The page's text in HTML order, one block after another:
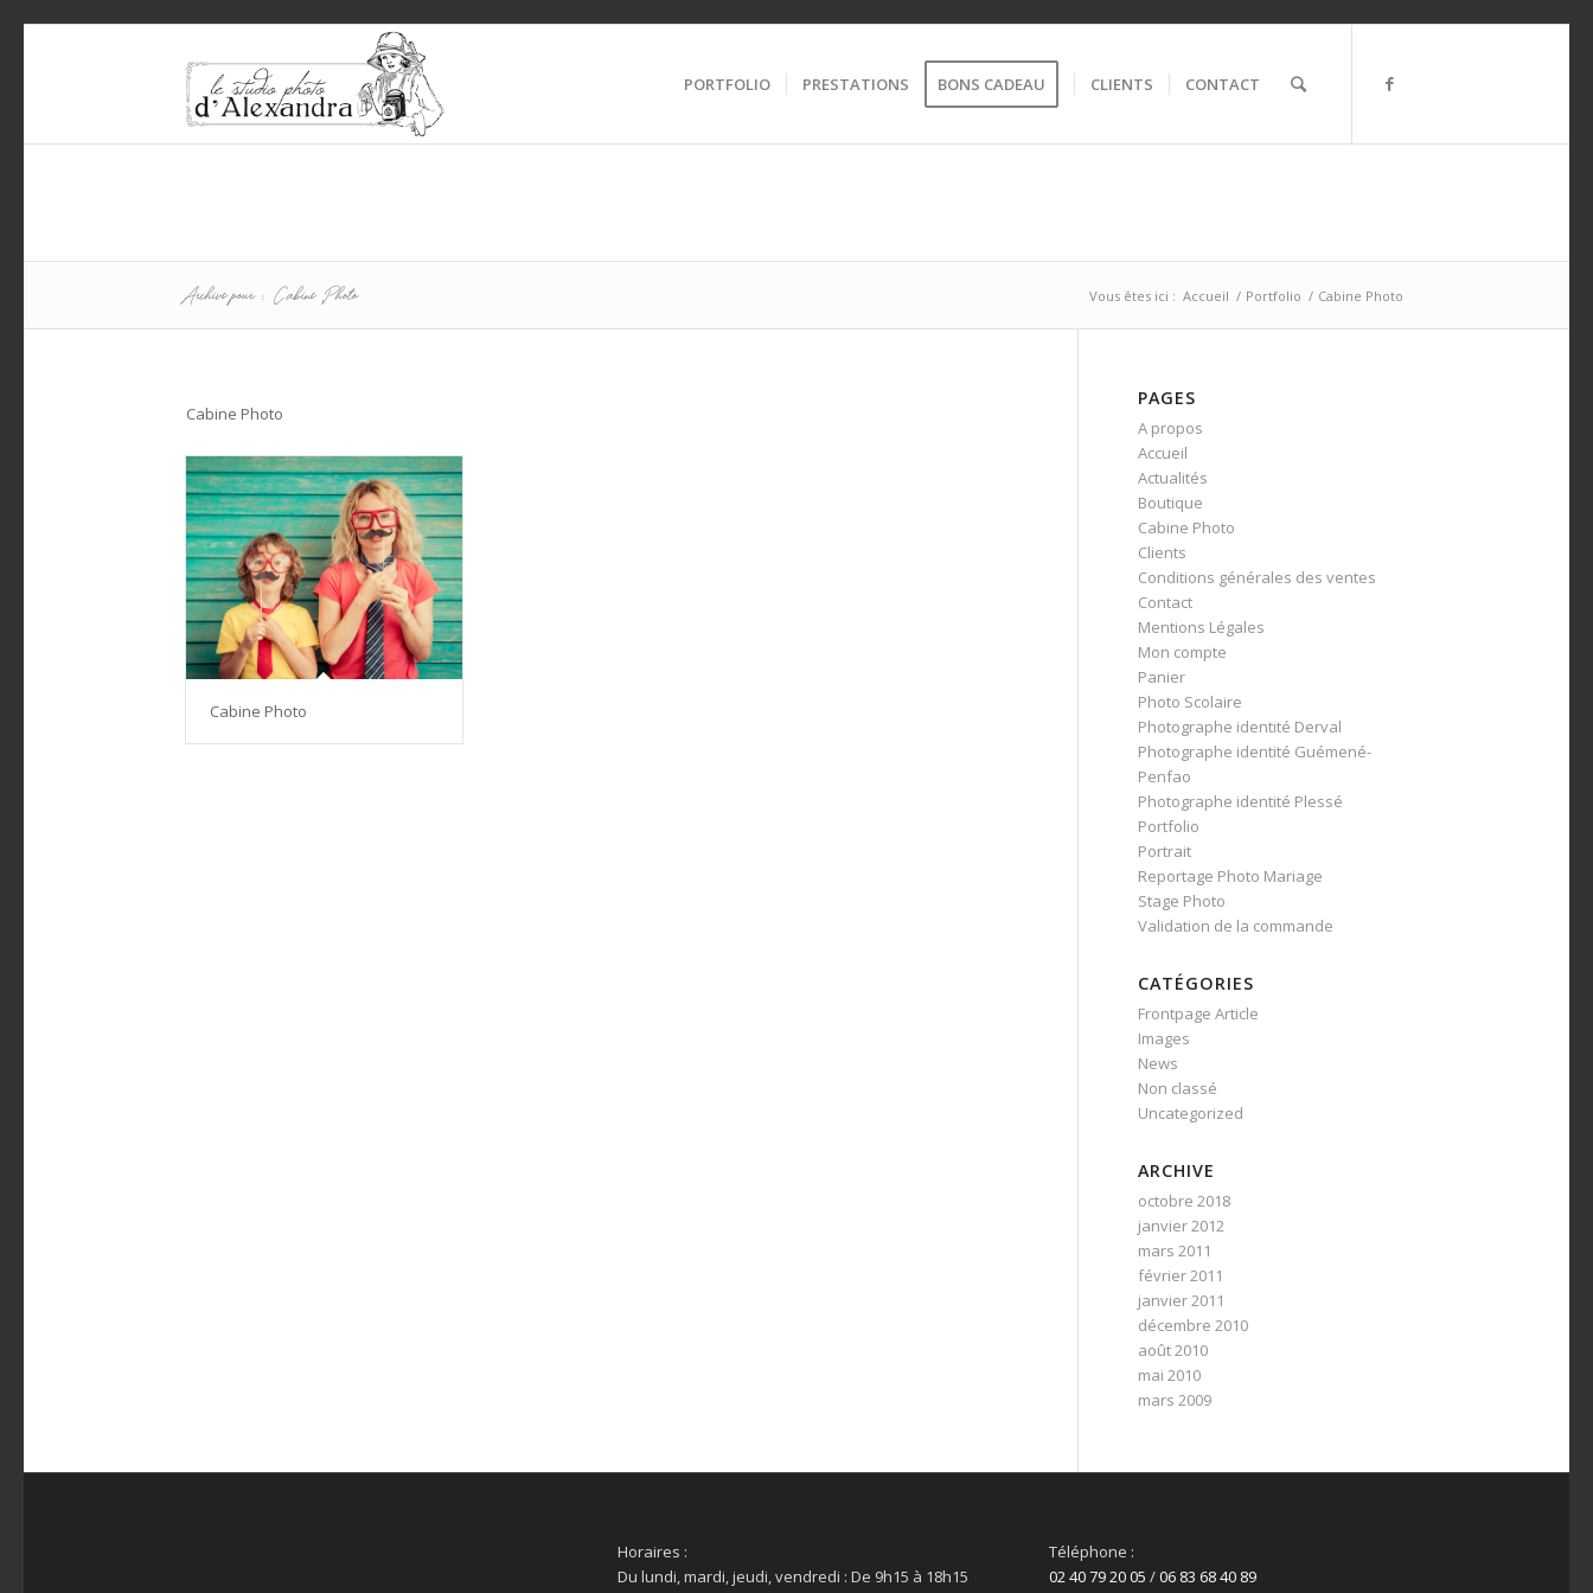
PORTFOLIO PRESTATIONS BONS CADEAU CLIENTS CONTACT
Archive pour : Cabine Photo Vous êtes ici : Accueil / Portfolio / Cabine Photo
Cabine Photo
Cabine Photo
PAGES
A propos
Accueil
Actualités
Boutique
Cabine Photo
Clients
Conditions générales des ventes
Contact
Mentions Légales
Mon compte
Panier
Photo Scolaire
Photographe identité Derval
Photographe identité Guémené-
Penfao
Photographe identité Plessé
Portfolio
Portrait
Reportage Photo Mariage
Stage Photo
Validation de la commande
CATÉGORIES
Frontpage Article
Images
News
Non classé
Uncategorized
ARCHIVE
octobre 2018
janvier 2012
mars 2011
février 2011
janvier 2011
décembre 2010
août 2010
mai 2010
mars 2009
Horaires :
Du lundi, mardi, jeudi, vendredi : De 9h15 à 18h15
Téléphone :
02 40 79 20 05 /06 83 68 40 89